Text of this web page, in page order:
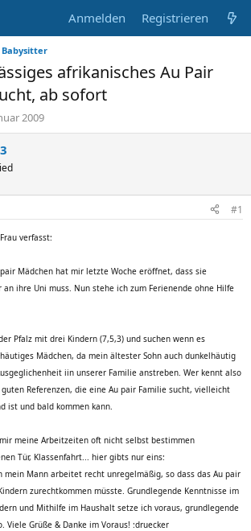
Anmelden Registrieren
afrikanisches Au Pair
ab sofort
2009
#1
verfasst:
Mädchen hat mir letzte Woche eröffnet, dass sie
ihre Uni muss. Nun stehe ich zum Ferienende ohne Hilfe
Pfalz mit drei Kindern (7,5,3) und suchen wenn es
Mädchen, da mein ältester Sohn auch dunkelhäutig
iin unserer Familie anstreben. Wer kennt also
Referenzen, die eine Au pair Familie sucht, vielleicht
ist und bald kommen kann.
meine Arbeitzeiten oft nicht selbst bestimmen
Tür, Klassenfahrt... hier gibts nur eins:
mein Mann arbeitet recht unregelmäßig, so dass das Au pair
zurechtkommen müsste. Grundlegende Kenntnisse im
und Mithilfe im Haushalt setze ich voraus, grundlegende
Viele Grüße & Danke im Voraus! :druecker